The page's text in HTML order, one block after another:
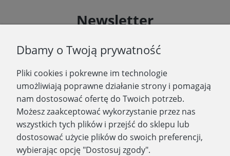
Newsletter
informacje o nowościach i promocjach.
Zapisz się
WYDAWNICTWO PROMIC
Dbamy o Twoją prywatność
Pliki cookies i pokrewne im technologie
umożliwiają poprawne działanie strony i pomagają
nam dostosować ofertę do Twoich potrzeb.
Możesz zaakceptować wykorzystanie przez nas
wszystkich tych plików i przejść do sklepu lub
dostosować użycie plików do swoich preferencji,
wybierając opcję "Dostosuj zgody".